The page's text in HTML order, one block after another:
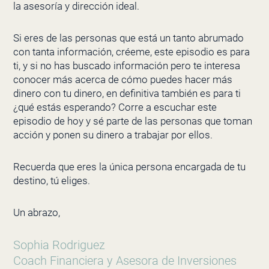
la asesoría y dirección ideal.
Si eres de las personas que está un tanto abrumado
con tanta información, créeme, este episodio es para
ti, y si no has buscado información pero te interesa
conocer más acerca de cómo puedes hacer más
dinero con tu dinero, en definitiva también es para ti
¿qué estás esperando? Corre a escuchar este
episodio de hoy y sé parte de las personas que toman
acción y ponen su dinero a trabajar por ellos.
Recuerda que eres la única persona encargada de tu
destino, tú eliges.
Un abrazo,
Sophia Rodriguez
Coach Financiera y Asesora de Inversiones